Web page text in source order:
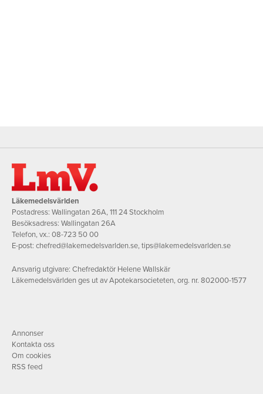
Läkemedelsvärlden
Postadress: Wallingatan 26A, 111 24 Stockholm
Besöksadress: Wallingatan 26A
Telefon, vx.: 08-723 50 00
E-post: chefred@lakemedelsvarlden.se,tips@lakemedelsvarlden.se
Ansvarig utgivare: Chefredaktör Helene Wallskär
Läkemedelsvärlden ges ut av Apotekarsocieteten, org. nr. 802000-1577
Annonser
Kontakta oss
Om cookies
RSS feed